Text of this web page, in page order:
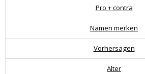
Pro + contra
Namen merken
Vorhersagen
Alter